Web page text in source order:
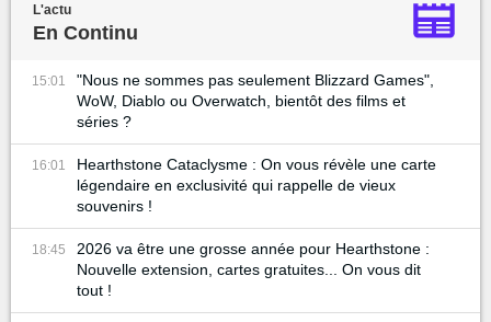
L'actu
En Continu
15:01
"Nous ne sommes pas seulement Blizzard Games",
WoW, Diablo ou Overwatch, bientôt des films et
séries ?
16:01
Hearthstone Cataclysme : On vous révèle une carte
légendaire en exclusivité qui rappelle de vieux
souvenirs !
18:45
2026 va être une grosse année pour Hearthstone :
Nouvelle extension, cartes gratuites... On vous dit
tout !